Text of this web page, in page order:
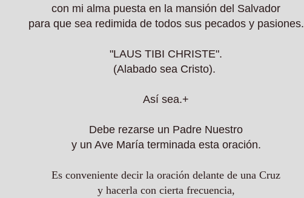
con mi alma puesta en la mansión del Salvador
para que sea redimida de todos sus pecados y pasiones.
"LAUS TIBI CHRISTE".
(Alabado sea Cristo).
Así sea.+
Debe rezarse un Padre Nuestro
y un Ave María terminada esta oración.
Es conveniente decir la oración delante de una Cruz
y hacerla con cierta frecuencia,